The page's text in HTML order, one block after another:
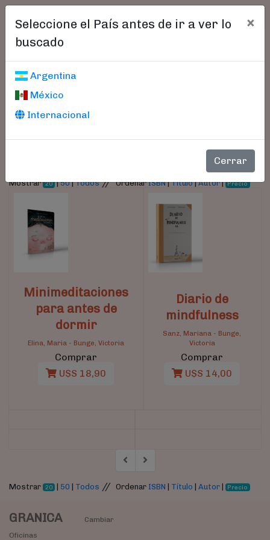
Seleccione el País antes de ir a ver lo
buscado
×
Argentina
México
Internacional
Cerrar
Libros encontrados
Parámetros
Mostrar 20 |50|Todos//OrdenarISBN|Título|Autor| Precio
Minimeditaciones
para antes de
dormir
Elina, Maria - Bunge, Victoria
Comprar
U$S 18,90
Diario de
mindfulness
Sanz, Mariana - Bunge,
Victoria
Comprar
U$S 14,00
Mostrar 20 | 50 Todos // Ordenar ISBN Título Autor| Precio
GRANICA
Cambiar
Oficinas